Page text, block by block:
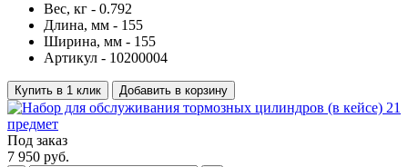
Вес, кг - 0.792
Длина, мм - 155
Ширина, мм - 155
Артикул - 10200004
Купить в 1 клик Добавить в корзину
Под заказ
7 950 руб.